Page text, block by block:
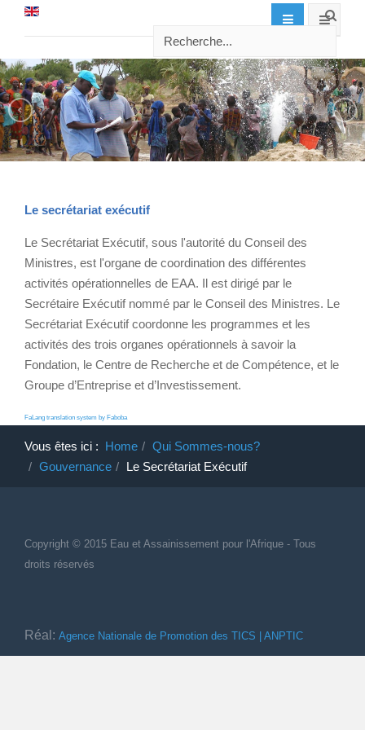
Le secrétariat exécutif
Le Secrétariat Exécutif, sous l'autorité du Conseil des
Ministres, est l'organe de coordination des différentes
activités opérationnelles de EAA. Il est dirigé par le
Secrétaire Exécutif nommé par le Conseil des Ministres. Le
Secrétariat Exécutif coordonne les programmes et les
activités des trois organes opérationnels à savoir la
Fondation, le Centre de Recherche et de Compétence, et le
Groupe d’Entreprise et d’Investissement.
FaLang translation system by Faboba
Vous êtes ici : Home
Qui Sommes-nous?
Gouvernance
Le Secrétariat Exécutif
Copyright © 2015 Eau et Assainissement pour l'Afrique - Tous
droits réservés
Réal: Agence Nationale de Promotion des TICS | ANPTIC